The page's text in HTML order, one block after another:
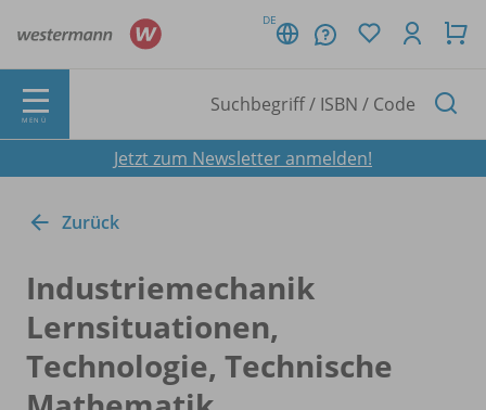
DE
MENÜ
Jetzt zum Newsletter anmelden!
Zurück
Industriemechanik
Lernsituationen,
Technologie, Technische